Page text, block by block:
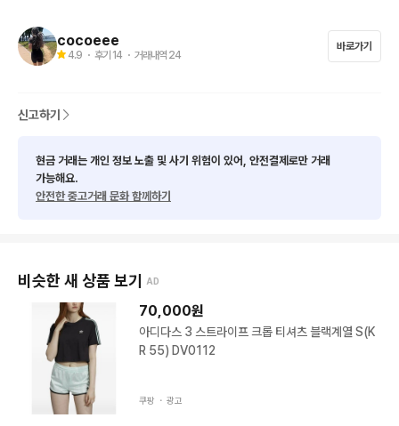
cocoeee
4.9 ・ 후기 14 ・ 거래내역 24
바로가기
신고하기
현금 거래는 개인 정보 노출 및 사기 위험이 있어, 안전결제로만 거래
가능해요.
안전한 중고거래 문화 함께하기
비슷한 새 상품 보기 AD
70,000원
아디다스 3 스트라이프 크롭 티셔츠 블랙계열 S(K
R 55) DV0112
쿠팡 ・ 광고